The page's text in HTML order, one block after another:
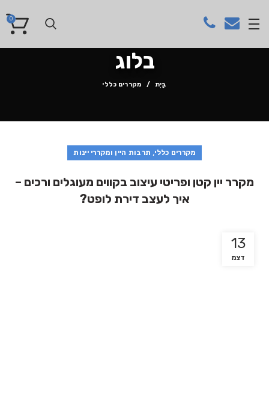
0
בלוג
בַּיִת מקררים כללי
מקררים כללי, תרבות היין ומקררי יינות
מקרר יין קטן ופריטי עיצוב בקווים מעוגלים ורכים –
איך לעצב דירת לופט?
13
דצמ